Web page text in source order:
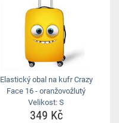
Elastický obal na kufr Crazy
Face 16 - oranžovožlutý
Velikost: S
349 Kč